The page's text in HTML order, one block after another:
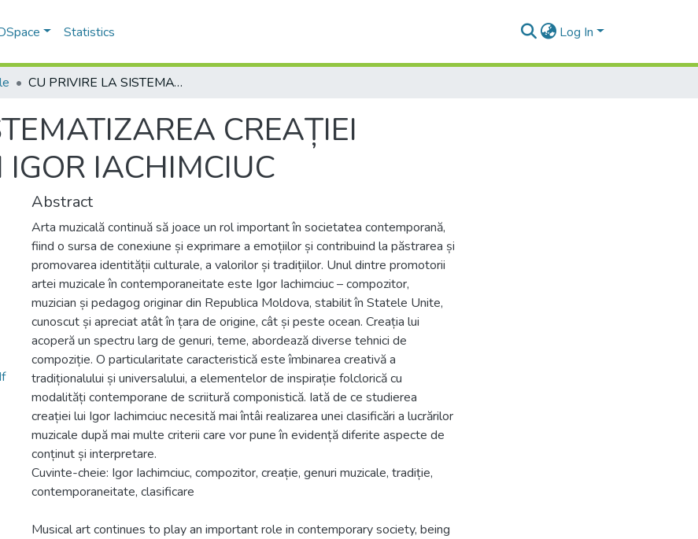
Statistics Log In
CU PRIVIRE LA SISTEMATIZAREA CREAȚIEI COMPOZITORULUI IGOR IACHIMCIUC
CREAȚIEI
IACHIMCIUC
Abstract
Arta muzicală continuă să joace un rol important în societatea contemporană,
fiind o sursa de conexiune și exprimare a emoțiilor și contribuind la păstrarea și
promovarea identității culturale, a valorilor și tradițiilor. Unul dintre promotorii
artei muzicale în contemporaneitate este Igor Iachimciuc – compozitor,
muzician și pedagog originar din Republica Moldova, stabilit în Statele Unite,
cunoscut și apreciat atât în țara de origine, cât și peste ocean. Creația lui
acoperă un spectru larg de genuri, teme, abordează diverse tehnici de
compoziție. O particularitate caracteristică este îmbinarea creativă a
tradiționalului și universalului, a elementelor de inspirație folclorică cu
modalități contemporane de scriitură componistică. Iată de ce studierea
creației lui Igor Iachimciuc necesită mai întâi realizarea unei clasificări a lucrărilor
muzicale după mai multe criterii care vor pune în evidență diferite aspecte de
conținut și interpretare.
Cuvinte-cheie: Igor Iachimciuc, compozitor, creație, genuri muzicale, tradiție,
contemporaneitate, clasificare
Musical art continues to play an important role in contemporary society, being